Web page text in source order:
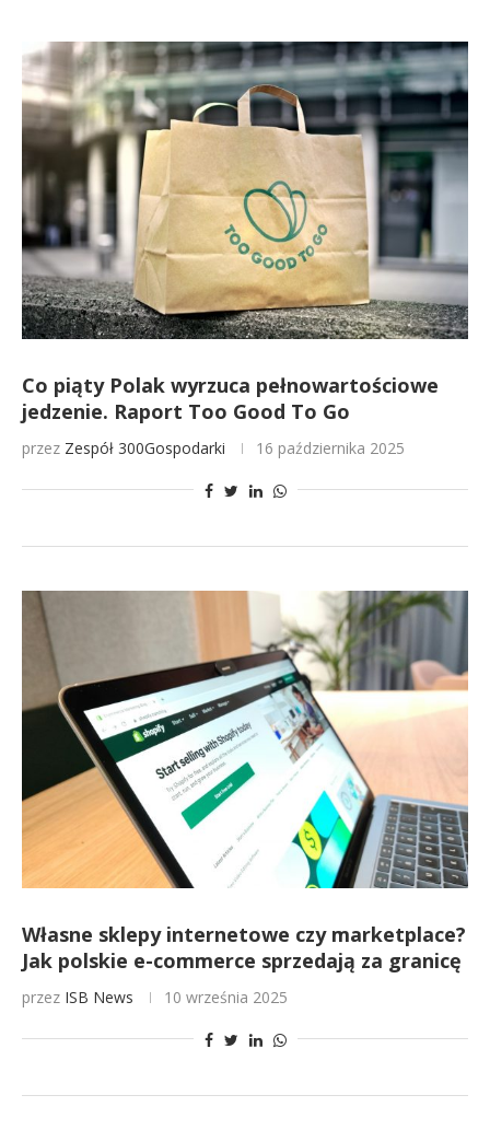
Co piąty Polak wyrzuca pełnowartościowe
jedzenie. Raport Too Good To Go
przez Zespół 300Gospodarki 16 października 2025
Własne sklepy internetowe czy marketplace?
Jak polskie e-commerce sprzedają za granicę
przez ISB News 10 września 2025